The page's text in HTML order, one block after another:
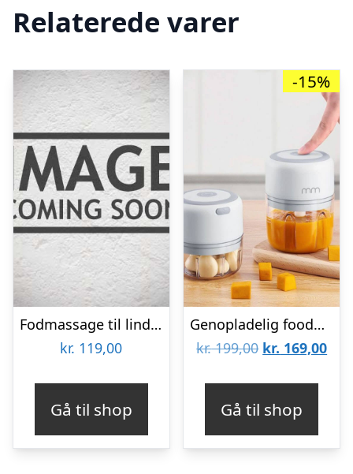
Relaterede varer
Fodmassage til lindring af ømme fødder
kr. 119,00
Gå til shop
-15%
Genopladelig foodprocessor
kr.199,00 Den
kr. 199,00.
kr. 169,00Den
kr.
Gå til shop